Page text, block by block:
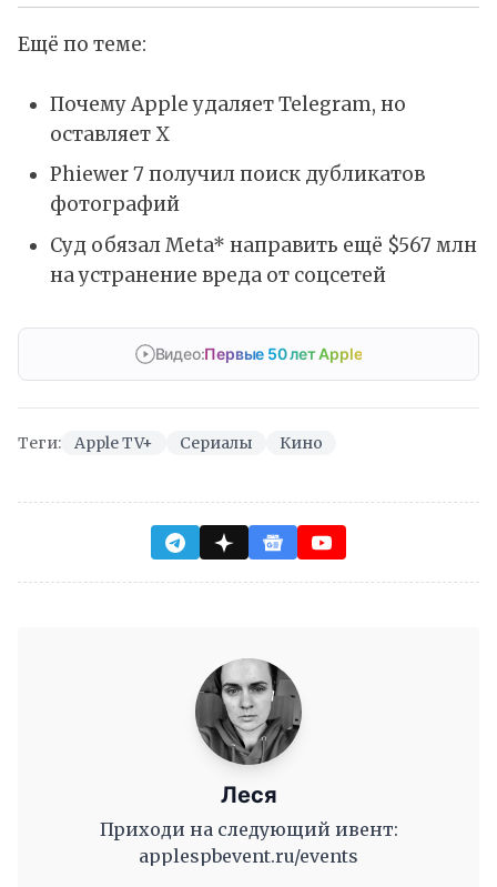
Ещё по теме:
Почему Apple удаляет Telegram, но
оставляет X
Phiewer 7 получил поиск дубликатов
фотографий
Суд обязал Meta* направить ещё $567 млн
на устранение вреда от соцсетей
Видео:Первые 50 лет Apple
Теги: Apple TV+ Сериалы Кино
Леся
Приходи на следующий ивент:
applespbevent.ru/events